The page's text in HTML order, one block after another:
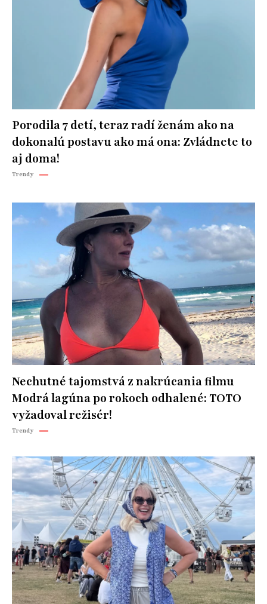
Porodila 7 detí, teraz radí ženám ako na
dokonalú postavu ako má ona: Zvládnete to
aj doma!
Trendy
Nechutné tajomstvá z nakrúcania filmu
Modrá lagúna po rokoch odhalené: TOTO
vyžadoval režisér!
Trendy